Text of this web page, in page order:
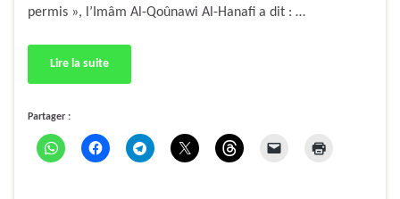
permis », l’Imâm Al-Qoûnawi Al-Hanafi a dit : …
Lire la suite
Partager :